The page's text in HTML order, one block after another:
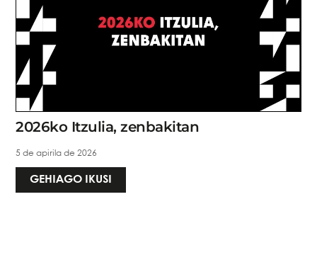
2026ko Itzulia, zenbakitan
5 de apirila de 2026
GEHIAGO IKUSI